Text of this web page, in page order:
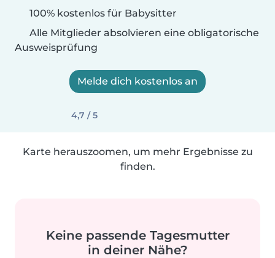
100% kostenlos für Babysitter
Alle Mitglieder absolvieren eine obligatorische
Ausweisprüfung
Melde dich kostenlos an
4,7 / 5
Karte herauszoomen, um mehr Ergebnisse zu
finden.
Keine passende Tagesmutter
in deiner Nähe?